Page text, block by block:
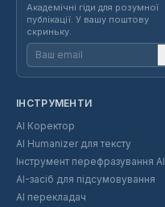
Академічні гіди для розумної
публікації. У вашу поштову
скриньку.
ІНСТРУМЕНТИ
AI Коректор
AI Humanizer для тексту
Інструмент перефразування AI
AI-засіб для підсумовування
AI перекладач